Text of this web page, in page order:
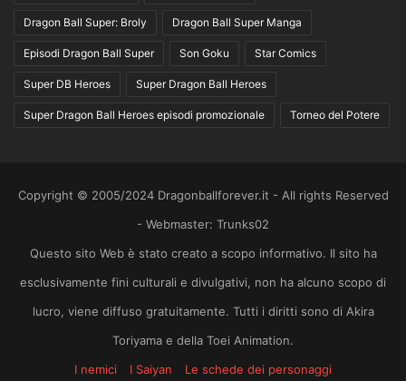
Dragon Ball Super: Broly Dragon Ball Super Manga
Episodi Dragon Ball Super Son Goku Star Comics
Super DB Heroes Super Dragon Ball Heroes
Super Dragon Ball Heroes episodi promozionale Torneo del Potere
Copyright © 2005/2024 Dragonballforever.it - All rights Reserved
- Webmaster: Trunks02
Questo sito Web è stato creato a scopo informativo. Il sito ha
esclusivamente fini culturali e divulgativi, non ha alcuno scopo di
lucro, viene diffuso gratuitamente. Tutti i diritti sono di Akira
Toriyama e della Toei Animation.
I nemici
I Saiyan Le schede dei personaggi